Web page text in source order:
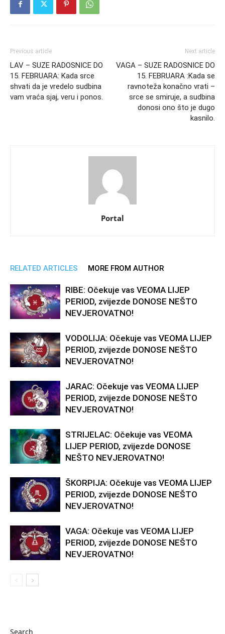
Previous article
LAV – SUZE RADOSNICE DO
15. FEBRUARA: Kada srce
shvati da je vredelo sudbina
vam vraća sjaj, veru i ponos.
Next article
VAGA – SUZE RADOSNICE DO
15. FEBRUARA :Kada se
ravnoteža konačno vrati –
srce se smiruje, a sudbina
donosi ono što je dugo
kasnilo.
Portal
RELATED ARTICLES MORE FROM AUTHOR
RIBE: Očekuje vas VEOMA LIJEP
PERIOD, zvijezde DONOSE NEŠTO
NEVJEROVATNO!
VODOLIJA: Očekuje vas VEOMA LIJEP
PERIOD, zvijezde DONOSE NEŠTO
NEVJEROVATNO!
JARAC: Očekuje vas VEOMA LIJEP
PERIOD, zvijezde DONOSE NEŠTO
NEVJEROVATNO!
STRIJELAC: Očekuje vas VEOMA
LIJEP PERIOD, zvijezde DONOSE
NEŠTO NEVJEROVATNO!
ŠKORPIJA: Očekuje vas VEOMA LIJEP
PERIOD, zvijezde DONOSE NEŠTO
NEVJEROVATNO!
VAGA: Očekuje vas VEOMA LIJEP
PERIOD, zvijezde DONOSE NEŠTO
NEVJEROVATNO!
Search